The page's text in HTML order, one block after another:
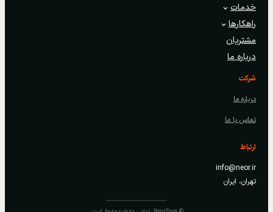
خدمات
راهکارها
مشتریان
درباره ما
شرکت
درباره ما
تماس با ما
ارتباط
info@neor.ir
تهران، ایران